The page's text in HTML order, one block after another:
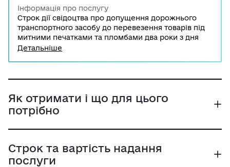
Інформація про послугу
Строк дії свідоцтва про допущення дорожнього
транспортного засобу до перевезення товарів під
митними печатками та пломбами два роки з дня
його оформлення. Після закінчення цього строку
перевірки та для продовження дії свідоцтва про
допущення.
Детальніше
Як отримати і що для цього
потрібно
Строк та вартість надання
послуги